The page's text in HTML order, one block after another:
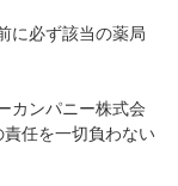
に必ず該当の薬局
カンパニー株式会
任を一切負わない